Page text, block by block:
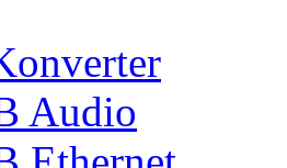
Audio